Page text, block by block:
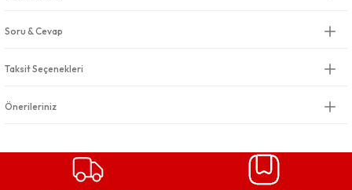
Soru & Cevap
Taksit Seçenekleri
Önerileriniz